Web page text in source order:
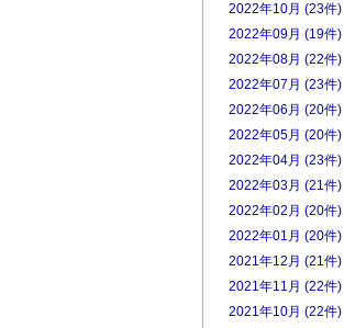
2022年10月 (23件)
2022年09月 (19件)
2022年08月 (22件)
2022年07月 (23件)
2022年06月 (20件)
2022年05月 (20件)
2022年04月 (23件)
2022年03月 (21件)
2022年02月 (20件)
2022年01月 (20件)
2021年12月 (21件)
2021年11月 (22件)
2021年10月 (22件)